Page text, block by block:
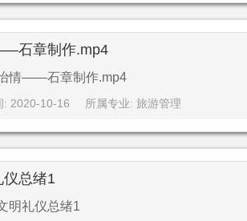
石章制作.mp4
情——石章制作.mp4
: 2020-10-16 所属专业: 旅游管理
仪总绪1
明礼仪总绪1